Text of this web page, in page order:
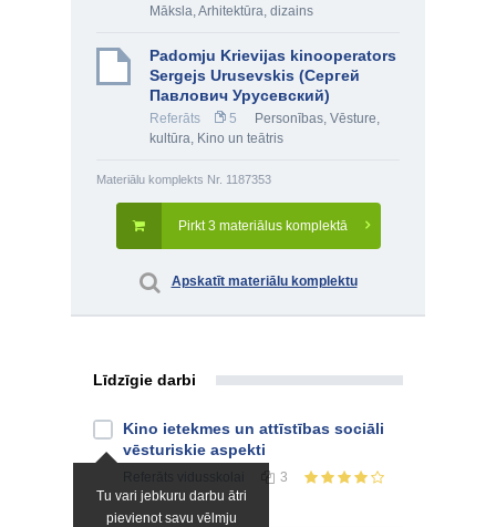
Māksla,Arhitektūra, dizains
Padomju Krievijas kinooperators
Sergejs Urusevskis (Сергей
Павлович Урусевский)
Referāts 5 Personības, Vēsture,
kultūra, Kino un teātris
Materiālu komplekts Nr. 1187353
Pirkt 3 materiālus komplektā
Apskatīt materiālu komplektu
Līdzīgie darbi
Tu vari jebkuru darbu ātri
pievienot savu vēlmju
Kino ietekmes un attīstības sociāli
vēsturiskie aspekti
3